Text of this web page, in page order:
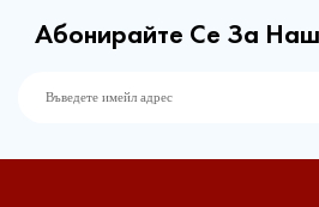
Абонирайте Се За